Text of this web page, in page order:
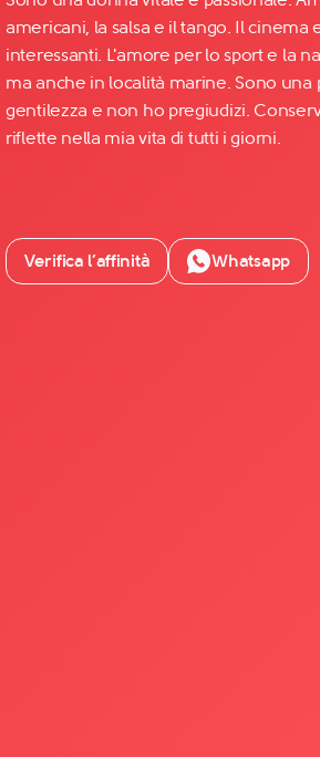
Facebook
YouTube
Instagram
americani, la salsa e il tango. Il
interessanti. L'amore per lo sport e la
ma anche in località marine. Sono una
gentilezza e non ho pregiudizi.
riflette nella mia vita di tutti i giorni.
Verifica l’affinità Whatsapp